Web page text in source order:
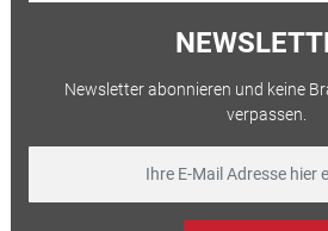
Newsletter abonnieren und keine
verpassen.